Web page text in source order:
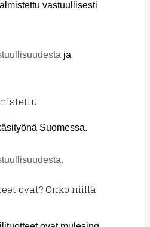
vastuullisesti
ja
Suomessa.
ovat? Onko niillä